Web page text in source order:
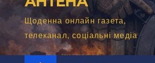
Щоденна онлайн газета,
телеканал, соціальні медіа